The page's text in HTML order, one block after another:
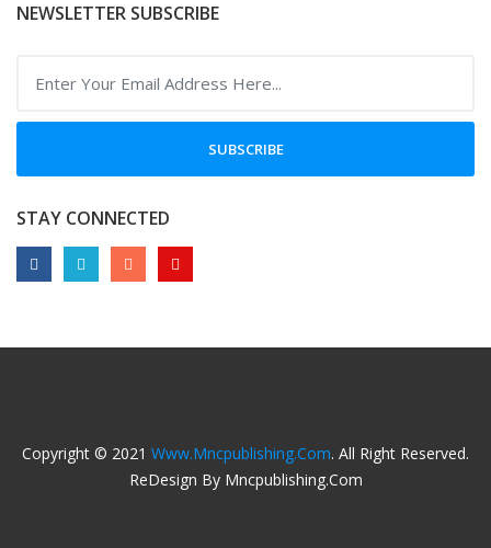
NEWSLETTER SUBSCRIBE
SUBSCRIBE
STAY CONNECTED
Copyright © 2021 Www.mncpublishing.com. All Right Reserved.
ReDesign By Mncpublishing.com